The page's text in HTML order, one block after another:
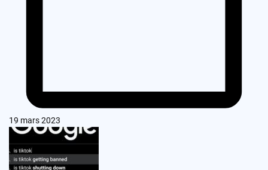
19 mars 2023